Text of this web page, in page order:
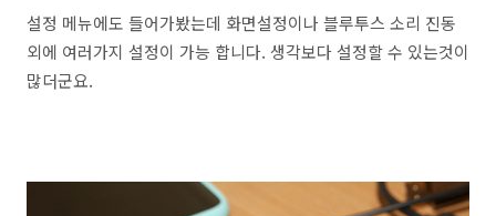
설정 메뉴에도 들어가봤는데 화면설정이나 블루투스 소리 진동
외에 여러가지 설정이 가능 합니다. 생각보다 설정할 수 있는것이
많더군요.